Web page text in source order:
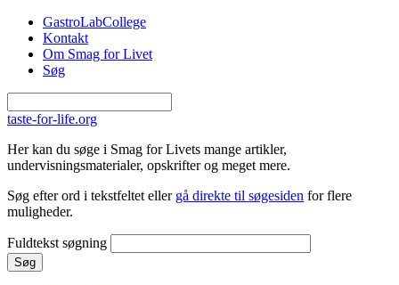
Gå til hovedindhold
GastroLabCollege
Kontakt
Om Smag for Livet
Søg
taste-for-life.org
Her kan du søge i Smag for Livets mange artikler,
undervisningsmaterialer, opskrifter og meget mere.
Søg efter ord i tekstfeltet eller gå direkte til søgesiden for flere
muligheder.
Fuldtekst søgning